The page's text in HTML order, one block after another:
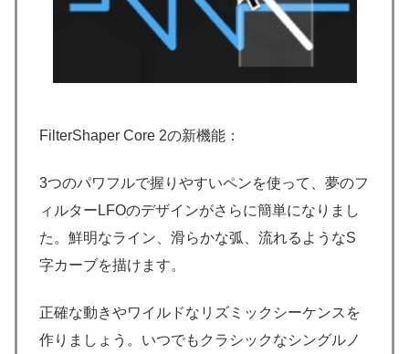
FilterShaper Core 2の新機能：
3つのパワフルで握りやすいペンを使って、夢のフ
ィルターLFOのデザインがさらに簡単になりまし
た。鮮明なライン、滑らかな弧、流れるようなS
字カーブを描けます。
正確な動きやワイルドなリズミックシーケンスを
作りましょう。いつでもクラシックなシングルノ